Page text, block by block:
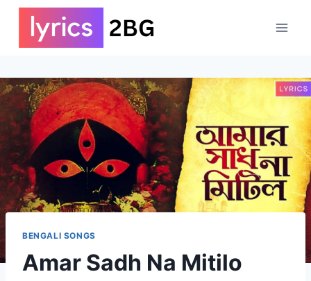
Skip
content
BENGALI SONGS
Amar Sadh Na Mitilo